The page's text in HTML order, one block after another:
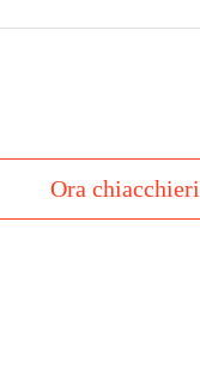
Ora chiacchieri